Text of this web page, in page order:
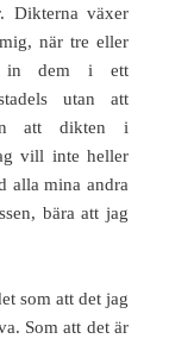
Dikterna växer
när tre eller
in dem i ett
utan att
att dikten i
vill inte heller
alla mina andra
bära att jag
som att det jag
Som att det är